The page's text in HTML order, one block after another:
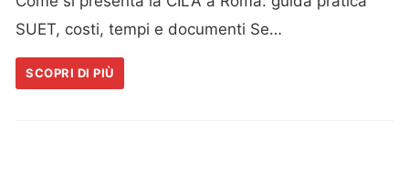
SUET, costi, tempi e documenti Se…
SCOPRI DI PIÙ